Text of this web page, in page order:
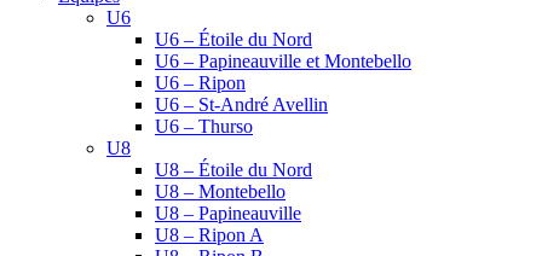
U6
U6 – Étoile du Nord
U6 – Papineauville et Montebello
U6 – Ripon
U6 – St-André Avellin
U6 – Thurso
U8
U8 – Étoile du Nord
U8 – Montebello
U8 – Papineauville
U8 – Ripon A